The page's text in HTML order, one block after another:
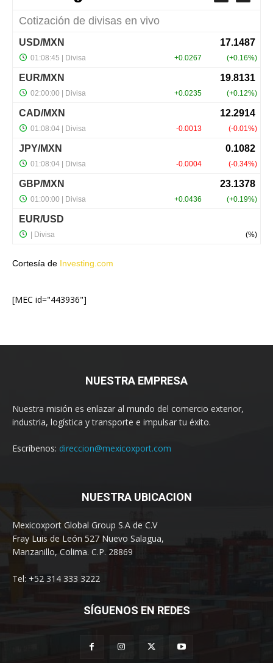
Cortesía de Investing.com
[MEC id="443936"]
NUESTRA EMPRESA
Nuestra misión es enlazar al mundo del comercio exterior,
industria, logística y transporte e impulsar tu éxito.
Escríbenos: direccion@mexicoxport.com
NUESTRA UBICACION
Mexicoxport Global Group S.A de C.V
Fray Luis de León 527 Nuevo Salagua,
Manzanillo, Colima. C.P. 28869
Tel: +52 314 333 3222
SÍGUENOS EN REDES